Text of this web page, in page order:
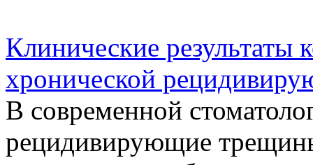
Клинические результаты
хронической
В современной
рецидивирующие